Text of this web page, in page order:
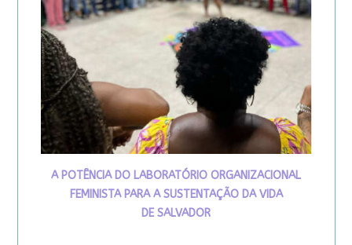
A POTÊNCIA DO LABORATÓRIO ORGANIZACIONAL
FEMINISTA PARA A SUSTENTAÇÃO DA VIDA
DE SALVADOR